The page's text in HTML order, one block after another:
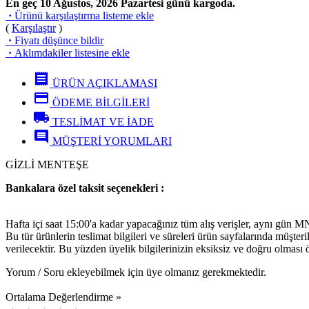
En geç 10 Ağustos, 2026 Pazartesi günü kargoda.
· Ürünü karşılaştırma listeme ekle
( Karşılaştır)
· Fiyatı düşünce bildir
· Aklımdakiler listesine ekle
receipt ÜRÜN AÇIKLAMASI
credit_card ÖDEME BİLGİLERİ
local_shipping TESLİMAT VE İADE
comment MÜŞTERİ YORUMLARI
GİZLİ MENTEŞE
Bankalara özel taksit seçenekleri :
Hafta içi saat 15:00'a kadar yapacağınız tüm alış verişler, aynı
Bu tür ürünlerin teslimat bilgileri ve süreleri ürün sayfalarında
verilecektir. Bu yüzden üyelik bilgilerinizin eksiksiz ve doğru olması
Yorum / Soru ekleyebilmek için üye olmanız gerekmektedir.
Ortalama Değerlendirme »